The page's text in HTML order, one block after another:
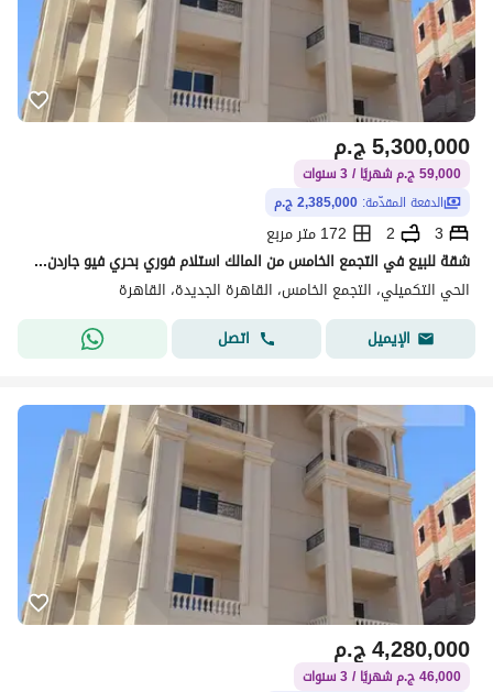
ج.م5,300,000
59,000 ج.م شهريًا / 3 سنوات
الدفعة المقدّمة: 2,385,000 ج.م
3
2
172 متر مربع
شقة للبيع في التجمع الخامس من المالك استلام فوري بحري فيو جاردن بالتقسيط
الحي التكميلي، التجمع الخامس، القاهرة الجديدة، القاهرة
الإيميل
اتصل
ج.م4,280,000
46,000 ج.م شهريًا / 3 سنوات